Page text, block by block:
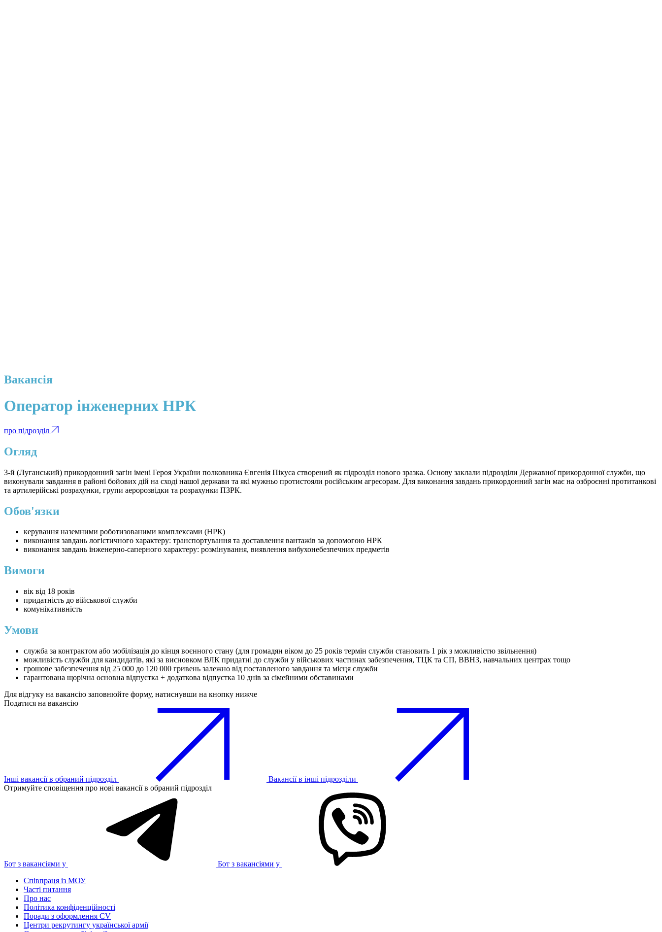
Вакансія
Оператор інженерних НРК
про підрозділ
Огляд
3-й (Луганський) прикордонний загін імені Героя України полковника Євгенія Пікуса створений як підрозділ нового зразка. Основу заклали підрозділи Державної прикордонної служби, що
виконували завдання в районі бойових дій на сході нашої держави та які мужньо протистояли російським агресорам. Для виконання завдань прикордонний загін має на озброєнні протитанкові
та артилерійські розрахунки, групи аеророзвідки та розрахунки ПЗРК.
Обов'язки
керування наземними роботизованими комплексами (НРК)
виконання завдань логістичного характеру: транспортування та доставлення вантажів за допомогою НРК
виконання завдань інженерно-саперного характеру: розмінування, виявлення вибухонебезпечних предметів
Вимоги
вік від 18 років
придатність до військової служби
комунікативність
Умови
служба за контрактом або мобілізація до кінця воєнного стану (для громадян віком до 25 років термін служби становить 1 рік з можливістю звільнення)
можливість служби для кандидатів, які за висновком ВЛК придатні до служби у військових частинах забезпечення, ТЦК та СП, ВВНЗ, навчальних центрах тощо
грошове забезпечення від 25 000 до 120 000 гривень залежно від поставленого завдання та місця служби
гарантована щорічна основна відпустка + додаткова відпустка 10 днів за сімейними обставинами
Для відгуку на вакансію заповнюйте форму, натиснувши на кнопку нижче
Податися на вакансію
Інші вакансії в обраний підрозділ
Вакансії в інші підрозділи
Отримуйте сповіщення про нові вакансії в обраний підрозділ
Бот з вакансіями у
Бот з вакансіями у
Співпраця із МОУ
Часті питання
Про нас
Політика конфіденційності
Поради з оформлення CV
Центри рекрутингу української армії